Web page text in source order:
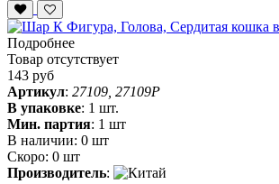
Подробнее
Товар отсутствует
143 руб
Артикул: 27109, 27109P
В упаковке: 1 шт.
Мин. партия: 1 шт
В наличии: 0 шт
Скоро: 0 шт
Производитель: